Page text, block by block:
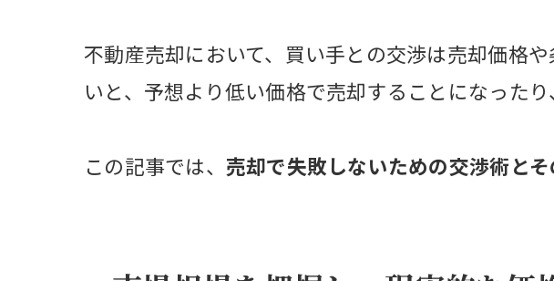
不動産売却において、買い手との交渉は売却価格
いと、予想より低い価格で売却することになった
この記事では、 売却で失敗しないための交渉術と